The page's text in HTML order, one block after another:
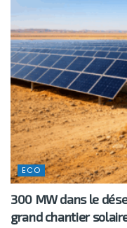
ECO
300 MW dans le
grand chantier